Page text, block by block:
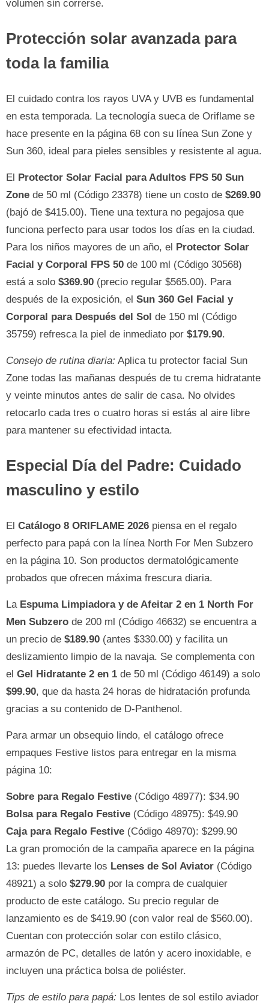
volumen sin correrse.
Protección solar avanzada para
toda la familia
El cuidado contra los rayos UVA y UVB es fundamental
en esta temporada. La tecnología sueca de Oriflame se
hace presente en la página 68 con su línea Sun Zone y
Sun 360, ideal para pieles sensibles y resistente al agua.
El Protector Solar Facial para Adultos FPS 50 Sun
Zone de 50 ml (Código 23378) tiene un costo de $269.90
(bajó de $415.00). Tiene una textura no pegajosa que
funciona perfecto para usar todos los días en la ciudad.
Para los niños mayores de un año, el Protector Solar
Facial y Corporal FPS 50 de 100 ml (Código 30568)
está a solo $369.90 (precio regular $565.00). Para
después de la exposición, el Sun 360 Gel Facial y
Corporal para Después del Sol de 150 ml (Código
35759) refresca la piel de inmediato por $179.90.
Consejo de rutina diaria: Aplica tu protector facial Sun
Zone todas las mañanas después de tu crema hidratante
y veinte minutos antes de salir de casa. No olvides
retocarlo cada tres o cuatro horas si estás al aire libre
para mantener su efectividad intacta.
Especial Día del Padre: Cuidado
masculino y estilo
El Catálogo 8 ORIFLAME 2026 piensa en el regalo
perfecto para papá con la línea North For Men Subzero
en la página 10. Son productos dermatológicamente
probados que ofrecen máxima frescura diaria.
La Espuma Limpiadora y de Afeitar 2 en 1 North For
Men Subzero de 200 ml (Código 46632) se encuentra a
un precio de $189.90 (antes $330.00) y facilita un
deslizamiento limpio de la navaja. Se complementa con
el Gel Hidratante 2 en 1 de 50 ml (Código 46149) a solo
$99.90, que da hasta 24 horas de hidratación profunda
gracias a su contenido de D-Panthenol.
Para armar un obsequio lindo, el catálogo ofrece
empaques Festive listos para entregar en la misma
página 10:
Sobre para Regalo Festive (Código 48977): $34.90
Bolsa para Regalo Festive (Código 48975): $49.90
Caja para Regalo Festive (Código 48970): $299.90
La gran promoción de la campaña aparece en la página
13: puedes llevarte los Lenses de Sol Aviator (Código
48921) a solo $279.90 por la compra de cualquier
producto de este catálogo. Su precio regular de
lanzamiento es de $419.90 (con valor real de $560.00).
Cuentan con protección solar con estilo clásico,
armazón de PC, detalles de latón y acero inoxidable, e
incluyen una práctica bolsa de poliéster.
Tips de estilo para papá: Los lentes de sol estilo aviador